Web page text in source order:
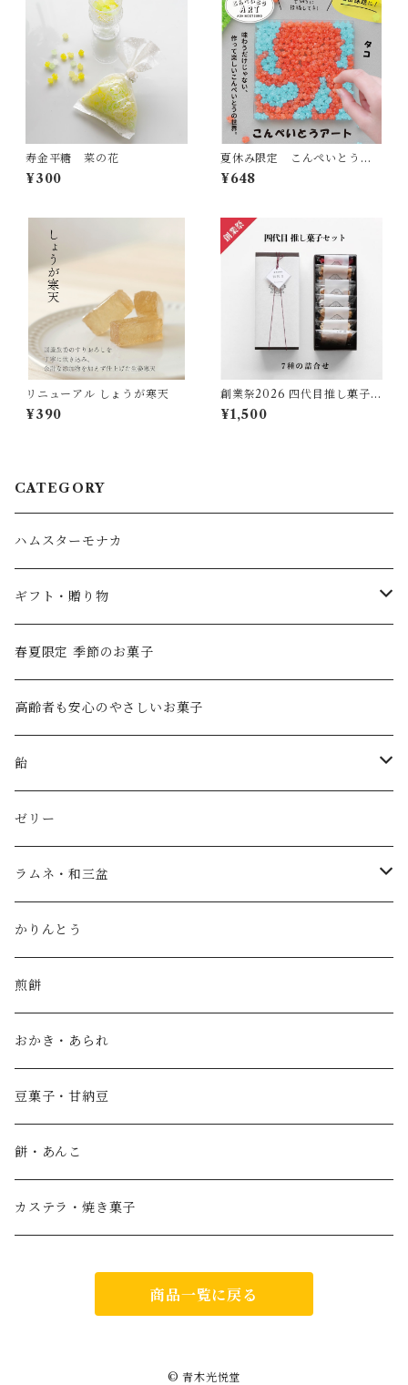
寿金平糖 菜の花
¥300
夏休み限定 こんぺいとうア
ート 水族館シリーズ タコ
¥648
リニューアル しょうが寒天
¥390
創業祭2026 四代目推し菓子セ
ット
¥1,500
CATEGORY
ハムスターモナカ
ギフト・贈り物
ハムスターモナカギフト
創業祭 2026特別ギフト
おきもちHACO
プチギフト
進物・ギフト
竹かごギフト
名入れ
春夏限定 季節のお菓子
高齢者も安心のやさしいお菓子
飴
アメイロ喫茶
ラムネと金平糖
covaco
夏季限定 covaco
ボンボン
こんぺいとうアート
こんぺいとうアート用 袋入り50g 別売品
瓶入り金平糖
ハロウィン限定 狂気の金平糖シリーズ
クリスマス限定 星降る夜の金平糖シリーズ
瓶入り金平糖(手提げ袋付)
ゼリー
ラムネ・和三盆
ラムネと金平糖
さんぼん
かりんとう
煎餅
おかき・あられ
豆菓子・甘納豆
餅・あんこ
カステラ・焼き菓子
商品一覧に戻る
© 青木光悦堂